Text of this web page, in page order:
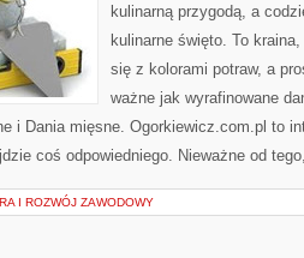
kulinarną przygodą, a
kulinarne święto. To
się z kolorami potraw, a
ważne jak wyrafinowane
i Dania mięsne. Ogorkiewicz.com.pl to
coś odpowiedniego. Nieważne od
I ROZWÓJ ZAWODOWY